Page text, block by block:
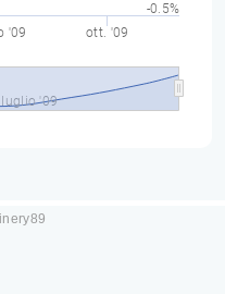
'09 ott. '09
luglio '09
-0.5%